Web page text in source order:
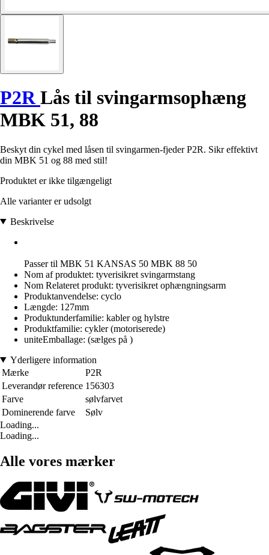
P2RLås til svingarmsophæng
MBK 51, 88
Beskyt din cykel med låsen til svingarmen-fjeder P2R. Sikr effektivt
din MBK 51 og 88 med stil!
Produktet er ikke tilgængeligt
Alle varianter er udsolgt
Beskrivelse
Passer til MBK 51 KANSAS 50 MBK 88 50
Nom af produktet: tyverisikret svingarmstang
Nom Relateret produkt: tyverisikret ophængningsarm
Produktanvendelse: cyclo
Længde: 127mm
Produktunderfamilie: kabler og hylstre
Produktfamilie: cykler (motoriserede)
uniteEmballage: (sælges på )
Yderligere information
Mærke
P2R
Leverandør reference 156303
Farve
sølvfarvet
Dominerende farve
Sølv
Loading...
Loading...
Alle vores mærker